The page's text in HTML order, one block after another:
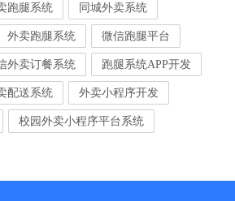
跑腿系统 同城外卖系统
外卖跑腿系统 微信跑腿平台
外卖订餐系统 跑腿系统APP开发
配送系统 外卖小程序开发
校园外卖小程序平台系统